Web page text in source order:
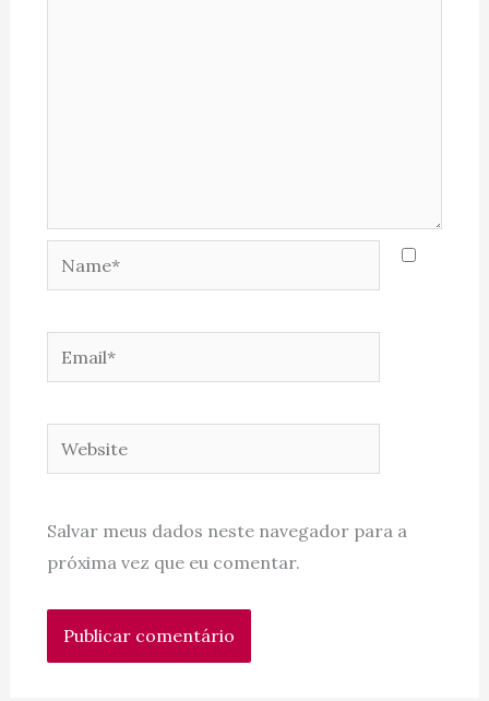
Name*
Email*
Website
Salvar meus dados neste navegador para a
próxima vez que eu comentar.